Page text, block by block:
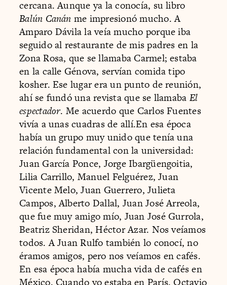
cercana. Aunque ya la conocía, su libro
Balún Canán me impresionó mucho. A
Amparo Dávila la veía mucho porque iba
seguido al restaurante de mis padres en la
Zona Rosa, que se llamaba Carmel; estaba
en la calle Génova, servían comida tipo
kosher. Ese lugar era un punto de reunión,
ahí se fundó una revista que se llamaba El
espectador. Me acuerdo que Carlos Fuentes
vivía a unas cuadras de allí.En esa época
había un grupo muy unido que tenía una
relación fundamental con la universidad:
Juan García Ponce, Jorge Ibargüengoitia,
Lilia Carrillo, Manuel Felguérez, Juan
Vicente Melo, Juan Guerrero, Julieta
Campos, Alberto Dallal, Juan José Arreola,
que fue muy amigo mío, Juan José Gurrola,
Beatriz Sheridan, Héctor Azar. Nos veíamos
todos. A Juan Rulfo también lo conocí, no
éramos amigos, pero nos veíamos en cafés.
En esa época había mucha vida de cafés en
México. Cuando yo estaba en París, Octavio